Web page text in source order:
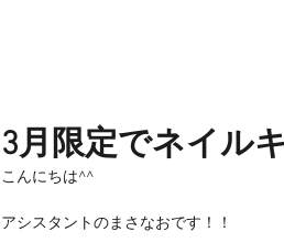
3月限定でネイル
こんにちは^^
アシスタントのまさなおです！！